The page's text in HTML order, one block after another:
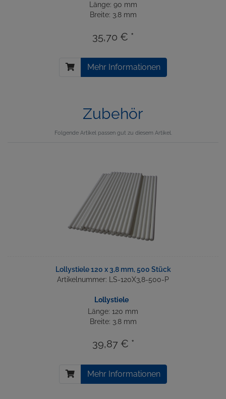
Länge: 90 mm
Breite: 3.8 mm
35,70 € *
Mehr Informationen
Zubehör
Folgende Artikel passen gut zu diesem Artikel.
Lollystiele 120 x 3,8 mm, 500 Stück
Artikelnummer: LS-120X3,8-500-P
Lollystiele
Länge: 120 mm
Breite: 3.8 mm
39,87 € *
Mehr Informationen